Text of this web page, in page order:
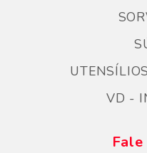
VD -
Fale